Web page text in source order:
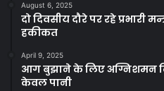
August 6, 2025
दो दिवसीय दौरे पर रहे प्रभारी
हकीकत
April 9, 2025
आग बुझाने के लिए अग्निशमन कि
केवल पानी